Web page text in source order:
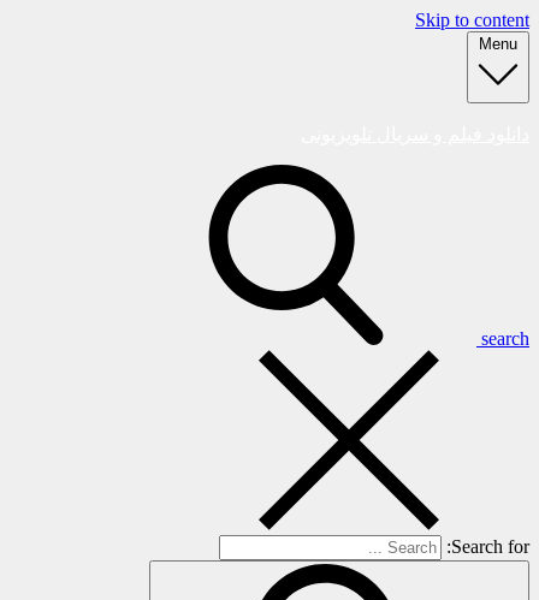
Skip to content
Menu
search
Search for: